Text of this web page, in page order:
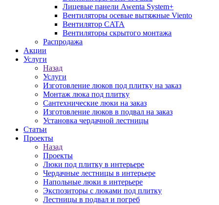
Лицевые панели Awenta System+
Вентиляторы осевые вытяжные Viento
Вентилятор CATA
Вентиляторы скрытого монтажа
Распродажа
Акции
Услуги
Назад
Услуги
Изготовление люков под плитку на заказ
Монтаж люка под плитку
Сантехнические люки на заказ
Изготовление люков в подвал на заказ
Установка чердачной лестницы
Статьи
Проекты
Назад
Проекты
Люки под плитку в интерьере
Чердачные лестницы в интерьере
Напольные люки в интерьере
Экспозиторы с люками под плитку
Лестницы в подвал и погреб